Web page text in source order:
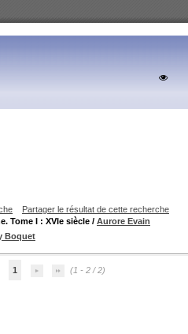
Partager le résultat de cette recherche
Tome I : XVIe siècle / Aurore Evain
Boquet
1 (1 - 2 / 2)